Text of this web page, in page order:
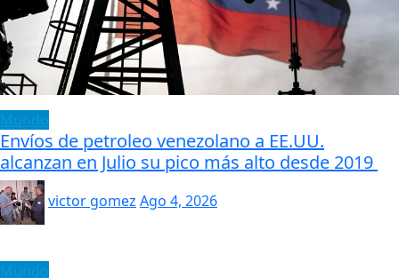
Envíos de petroleo venezolano a EE.UU.
alcanzan en Julio su pico más alto desde 2019
victor gomez Ago 4, 2026